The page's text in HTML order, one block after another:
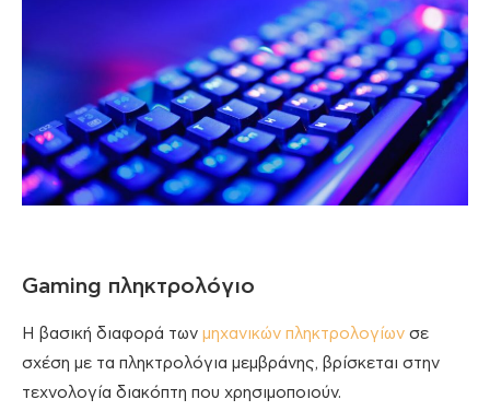
Gaming πληκτρολόγιο
Η βασική διαφορά των μηχανικών πληκτρολογίων σε
σχέση με τα πληκτρολόγια μεμβράνης, βρίσκεται στην
τεχνολογία διακόπτη που χρησιμοποιούν.